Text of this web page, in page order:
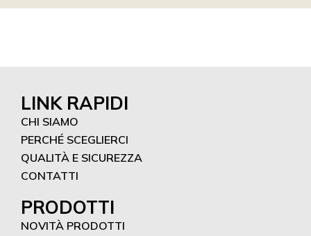
LINK RAPIDI
CHI SIAMO
PERCHÉ SCEGLIERCI
QUALITÀ E SICUREZZA
CONTATTI
PRODOTTI
NOVITÀ PRODOTTI